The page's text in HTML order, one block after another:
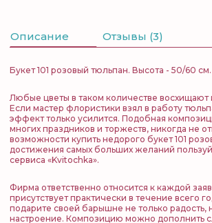
Описание Отзывы (3)
Букет 101 розовый тюльпан. Высота - 50/60 см.
Любые цветы в таком количестве восхищают
Если мастер флористики взял в работу
эффект только усилится. Подобная
многих праздников и торжеств, никогда не
возможности купить недорого букет 101
достижения самых больших желаний
сервиса «Kvitochka».
Фирма ответственно относится к каждой
присутствует практически в течение всего
подарите своей барышне не только радость,
настроение. Композицию можно дополнить